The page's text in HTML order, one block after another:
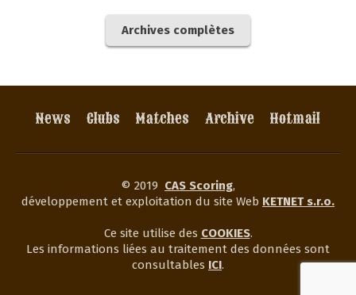
Archives complètes
News Clubs Matches Archive Hotmail
© 2019 CAS Scoring,
développement et exploitation du site Web KETNET s.r.o.
Ce site utilise des COOKIES.
Les informations liées au traitement des données sont
consultables ICI.